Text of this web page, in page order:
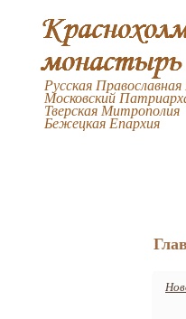
Русская
Московский
Тверская Митрополия
Бежецкая Епархия